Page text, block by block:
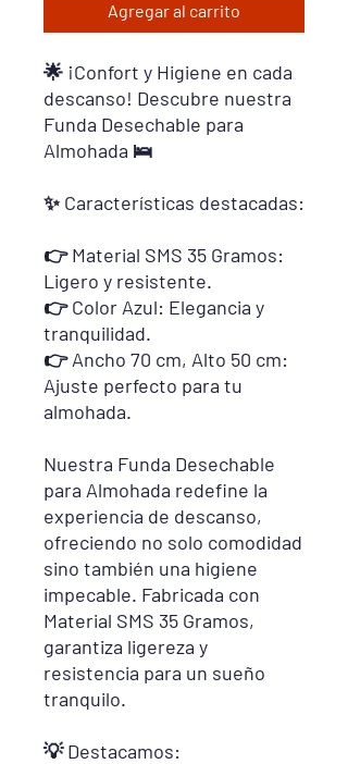
Agregar al carrito
🌟 ¡Confort y Higiene en cada
descanso! Descubre nuestra
Funda Desechable para
Almohada 🛌
✨ Características destacadas:
👉 Material SMS 35 Gramos:
Ligero y resistente.
👉 Color Azul: Elegancia y
tranquilidad.
👉 Ancho 70 cm, Alto 50 cm:
Ajuste perfecto para tu
almohada.
Nuestra Funda Desechable
para Almohada redefine la
experiencia de descanso,
ofreciendo no solo comodidad
sino también una higiene
impecable. Fabricada con
Material SMS 35 Gramos,
garantiza ligereza y
resistencia para un sueño
tranquilo.
💡 Destacamos: